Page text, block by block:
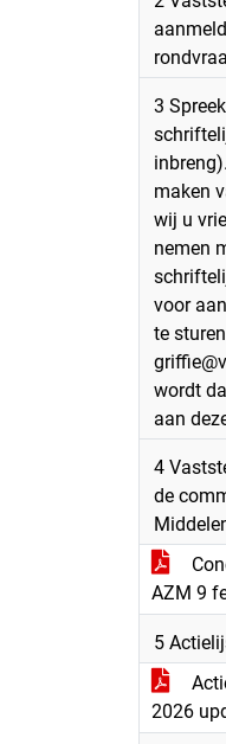
3
maken
wij u
nemen
voor
te
wordt
aan
4
de
AZM 9
5
2026